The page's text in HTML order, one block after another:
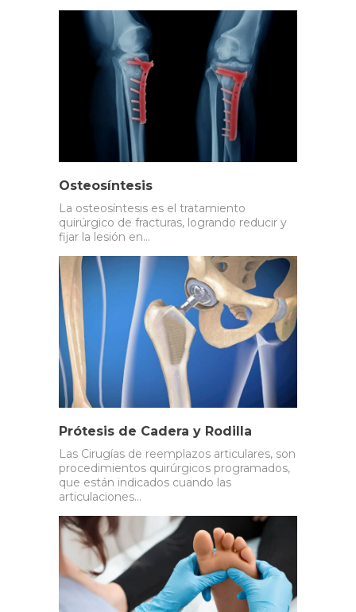
Osteosíntesis
La osteosíntesis es el tratamiento
quirúrgico de fracturas, logrando reducir y
fijar la lesión en…
Prótesis de Cadera y Rodilla
Las Cirugías de reemplazos articulares, son
procedimientos quirúrgicos programados,
que están indicados cuando las
articulaciones…